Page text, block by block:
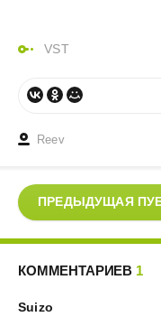
VST
Reev
ПРЕДЫДУЩАЯ
КОММЕНТАРИЕВ 1
Suizo